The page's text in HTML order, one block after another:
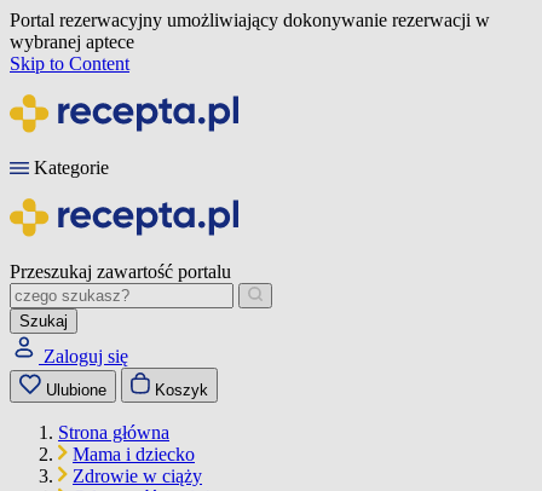
Portal rezerwacyjny umożliwiający dokonywanie rezerwacji w
wybranej aptece
Skip to Content
Kategorie
Przeszukaj zawartość portalu
Szukaj
Zaloguj się
Ulubione Koszyk
Strona główna
Mama i dziecko
Zdrowie w ciąży